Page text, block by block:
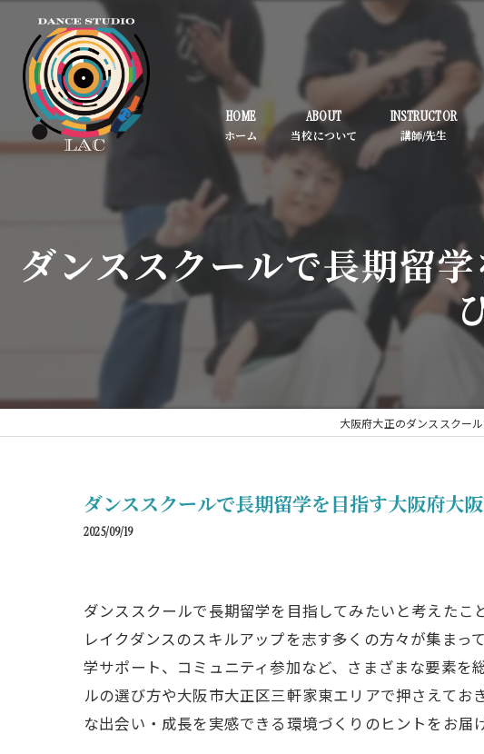
HOME ABOUT INSTRUCTOR
ダンススクールで長期留
大阪府大正のダンススクー
ダンススクールで長期留学を目指す大阪府大
2025/09/19
ダンススクールで長期留学を目指してみたいと考えた
レイクダンスのスキルアップを志す多くの方々が集ま
学サポート、コミュニティ参加など、さまざまな要素
ルの選び方や大阪市大正区三軒家東エリアで押さえて
な出会い・成長を実感できる環境づくりのヒントをお届